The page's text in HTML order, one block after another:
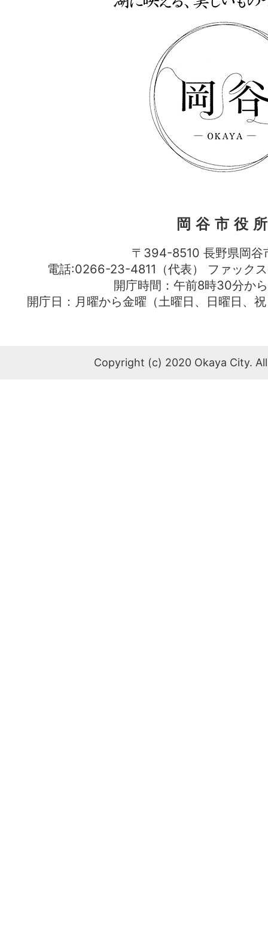
岡谷市役
〒394-8510 長野県岡谷
電話:0266-23-4811（代表） ファッ
開庁時間：午前8時30分か
開庁日：月曜から金曜（土曜日、日曜日、
Copyright (c) 2020 Okaya City.